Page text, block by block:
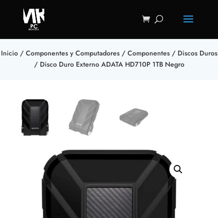
Inicio/ Componentes y Computadores/ Componentes/ Discos Duros
/ Disco Duro Externo ADATA HD710P 1TB Negro